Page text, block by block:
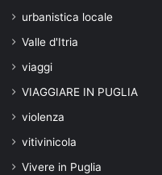
urbanistica locale
Valle d'Itria
viaggi
VIAGGIARE IN PUGLIA
violenza
vitivinicola
Vivere in Puglia